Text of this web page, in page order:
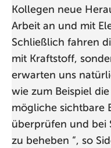
Kollegen neue
Arbeit an und mit
Schließlich fahren
mit Kraftstoff,
erwarten uns
wie zum Beispiel
mögliche sichtbare
überprüfen und bei
zu beheben “, so